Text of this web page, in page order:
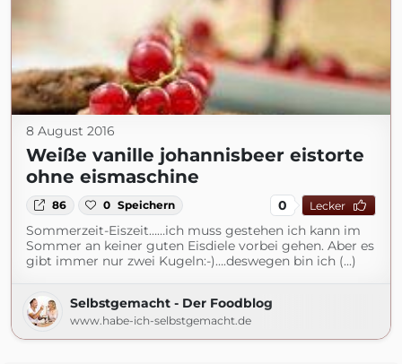
8 August 2016
Weiße vanille johannisbeer eistorte
ohne eismaschine
86 0 Speichern 0 Lecker
Sommerzeit-Eiszeit……ich muss gestehen ich kann im
Sommer an keiner guten Eisdiele vorbei gehen. Aber es
gibt immer nur zwei Kugeln:-)….deswegen bin ich (...)
Selbstgemacht - Der Foodblog
www.habe-ich-selbstgemacht.de